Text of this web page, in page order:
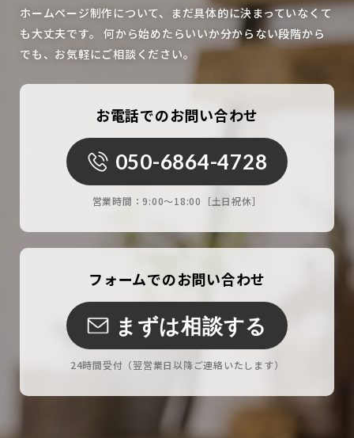
ホームページ制作について、まだ具体的に決まっていなくて
も大丈夫です。 何から始めたらいいか分からない段階から
でも、お気軽にご相談ください。
お電話でのお問い合わせ
050-6864-4728
営業時間：9:00〜18:00［土日祝休］
フォームでのお問い合わせ
まずは相談する
24時間受付 （翌営業日以降ご連絡いたします）